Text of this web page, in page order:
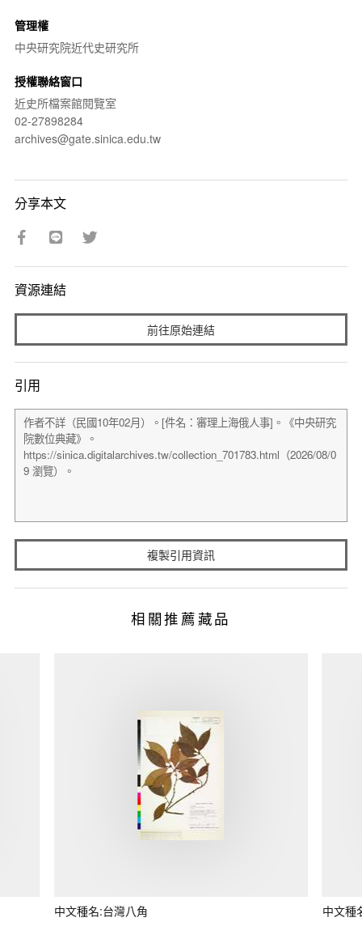
管理權
中央研究院近代史研究所
授權聯絡窗口
近史所檔案館閱覽室
02-27898284
archives@gate.sinica.edu.tw
分享本文
資源連結
前往原始連結
引用
複製引用資訊
相關推薦藏品
中文種名:台灣八角 中文種